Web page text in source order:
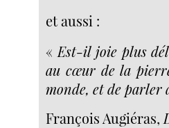
et aussi :
«Est-il joie plus
au cœur de la
monde, et de parler
François Augiéras,